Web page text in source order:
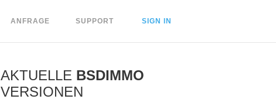
SIGN IN
ANFRAGE SUPPORT
AKTUELLE BSDIMMO
VERSIONEN